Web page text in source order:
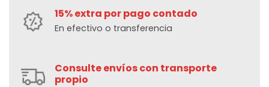
15% extra por pago contado
En efectivo o transferencia
Consulte envíos con transporte
propio